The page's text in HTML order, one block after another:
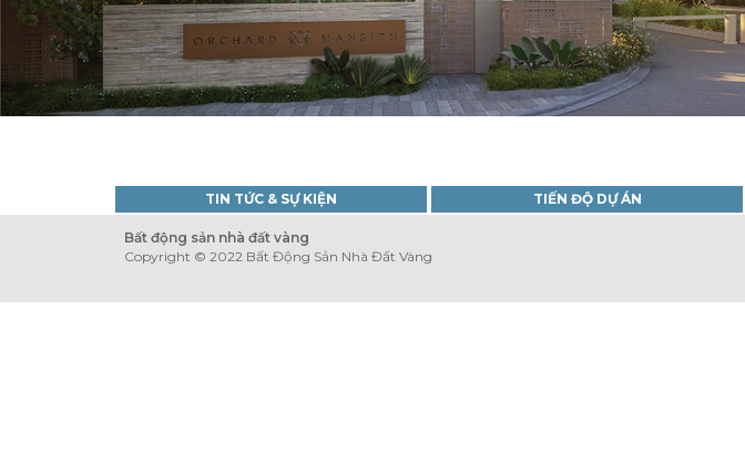
TIN TỨC & SỰ KIỆN TIẾN ĐỘ DỰ ÁN
Bất động sản nhà đất vàng
Copyright © 2022 Bất Động Sản Nhà Đất Vàng